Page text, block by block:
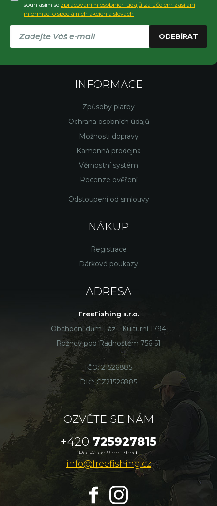
souhlasím se zpracováním osobních údajů za účelem zasílání
informací o speciálních akcích a slevách
ODEBÍRAT
INFORMACE
Způsoby platby
Ochrana osobních údajů
Možnosti dopravy
Kamenná prodejna
Věrnostní systém
Recenze ověření
Odstoupení od smlouvy
NÁKUP
Registrace
Dárkové poukazy
ADRESA
FreeFishing s.r.o.
Obchodní dům Láz - Kulturní 1794
Rožnov pod Radhoštěm 756 61
IČO: 21526885
DIČ: CZ21526885
OZVĚTE SE NÁM
+420 725927815
Po-Pá od 9 do 17hod.
info@freefishing.cz